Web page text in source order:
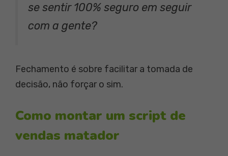
se sentir 100% seguro em seguir
com a gente?
Fechamento é sobre facilitar a tomada de
decisão, não forçar o sim.
Como montar um script de
vendas matador